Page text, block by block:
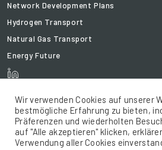
Network Development Plans
Hydrogen Transport
Natural Gas Transport
Energy Future
Wir verwenden Cookies auf unserer
bestmögliche Erfahrung zu bieten,
Präferenzen und wiederholten
auf "Alle akzeptieren" klicken,
Verwendung aller Cookies